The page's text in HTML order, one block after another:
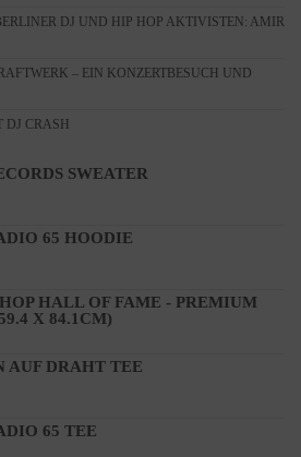
DJ UND HIP HOP AKTIVISTEN: AMIR
– EIN KONZERTBESUCH UND
DJ CRASH
SWEATER
65 HOODIE
HALL OF FAME - PREMIUM
X 84.1CM)
AUF DRAHT TEE
65 TEE